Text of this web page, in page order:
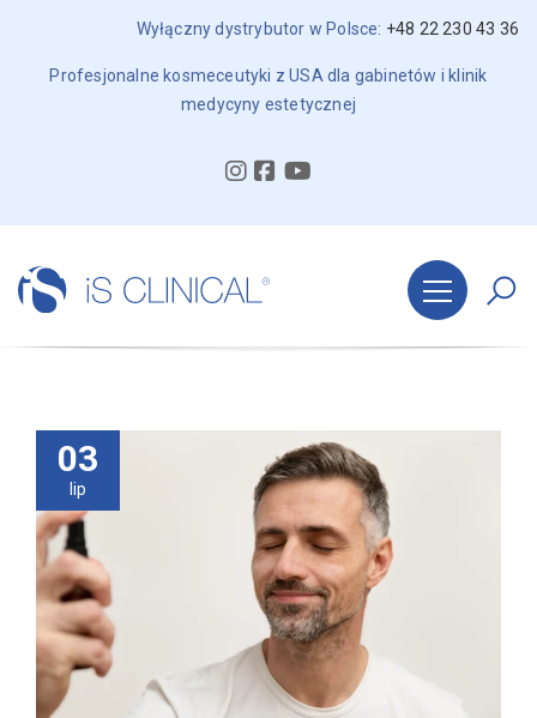
Wyłączny dystrybutor w Polsce: +48 22 230 43 36
Profesjonalne kosmeceutyki z USA dla gabinetów i klinik
medycyny estetycznej
03
lip